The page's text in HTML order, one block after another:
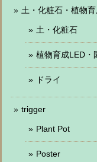
土・化粧石・植物
土・化粧石
植物育成LED・
ドライ
trigger
Plant Pot
Poster